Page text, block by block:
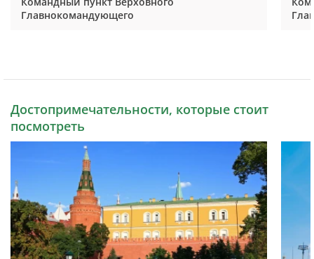
Главнокомандующего
Достопримечательности, которые стоит
посмотреть